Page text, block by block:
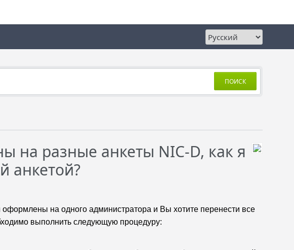
ПОИСК
на разные анкеты NIC-D, как я
анкетой?
оформлены на одного администратора и Вы хотите перенести все
выполнить следующую процедуру: